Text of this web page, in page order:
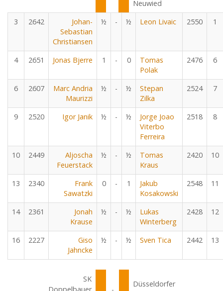
Neuwied
3
2642
Johan-
Sebastian
Christiansen
½ - ½ Leon Livaic 2550 1
4 2651 Jonas Bjerre 1 - 0
Tomas
Polak
2476 6
6 2607
Marc Andria
Maurizzi
½ - ½
Stepan
Zilka
2524 7
9 2520 Igor Janik ½ - ½
Jorge Joao
Viterbo
Ferreira
2518 8
10 2449
Aljoscha
Feuerstack
½ - ½
Tomas
Kraus
2420 10
13 2340
Frank
Sawatzki
0 - 1
Jakub
Kosakowski
2548 11
14 2361
Jonah
Krause
½ - ½
Lukas
Winterberg
2428 12
16 2227
Giso
Jahncke
½ - ½ Sven Tica 2442 13
SK
Düsseldorfer